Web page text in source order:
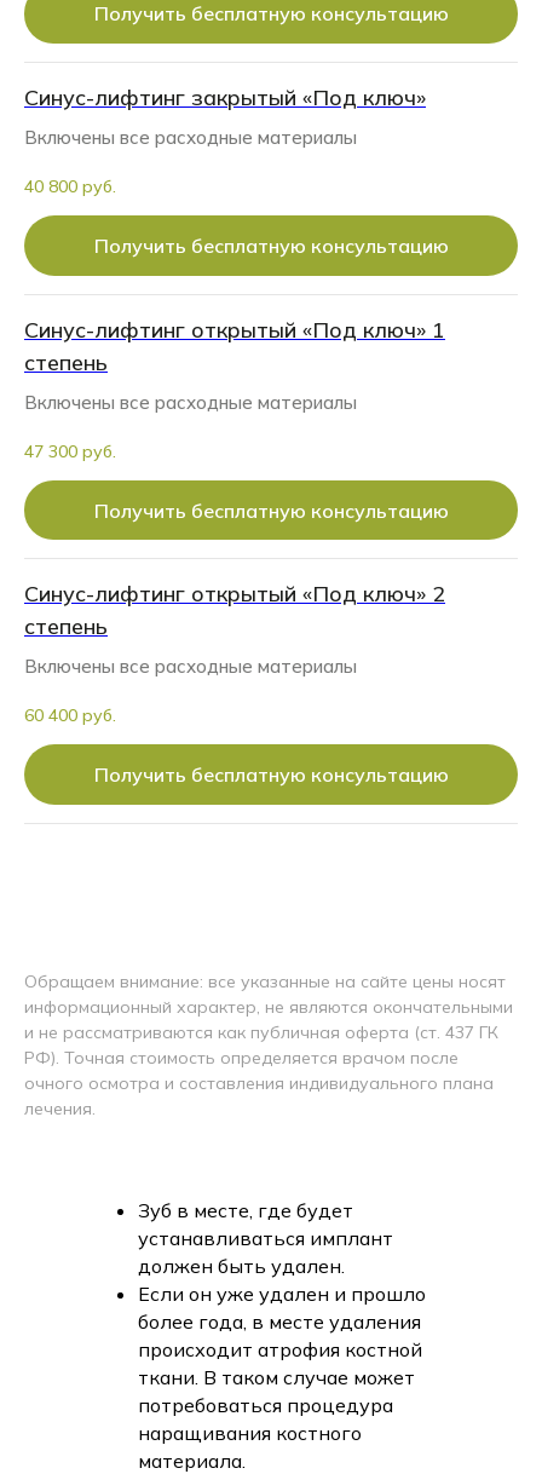
Получить бесплатную консультацию
Синус-лифтинг закрытый «Под ключ»
Включены все расходные материалы
40 800 руб.
Получить бесплатную консультацию
Синус-лифтинг открытый «Под ключ» 1
степень
Включены все расходные материалы
47 300 руб.
Получить бесплатную консультацию
Синус-лифтинг открытый «Под ключ» 2
степень
Включены все расходные материалы
60 400 руб.
Получить бесплатную консультацию
Обращаем внимание: все указанные на сайте цены носят
информационный характер, не являются окончательными
и не рассматриваются как публичная оферта (ст. 437 ГК
РФ). Точная стоимость определяется врачом после
очного осмотра и составления индивидуального плана
лечения.
Зуб в месте, где будет
устанавливаться имплант
должен быть удален.
Если он уже удален и прошло
более года, в месте удаления
происходит атрофия костной
ткани. В таком случае может
потребоваться процедура
наращивания костного
материала.